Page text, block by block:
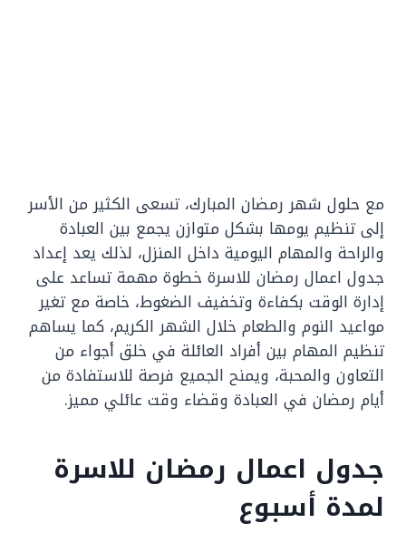
مع حلول شهر رمضان المبارك، تسعى الكثير من الأسر
إلى تنظيم يومها بشكل متوازن يجمع بين العبادة
والراحة والمهام اليومية داخل المنزل، لذلك يعد إعداد
جدول اعمال رمضان للاسرة خطوة مهمة تساعد على
إدارة الوقت بكفاءة وتخفيف الضغوط، خاصة مع تغير
مواعيد النوم والطعام خلال الشهر الكريم، كما يساهم
تنظيم المهام بين أفراد العائلة في خلق أجواء من
التعاون والمحبة، ويمنح الجميع فرصة للاستفادة من
أيام رمضان في العبادة وقضاء وقت عائلي مميز.
جدول اعمال رمضان للاسرة
لمدة أسبوع